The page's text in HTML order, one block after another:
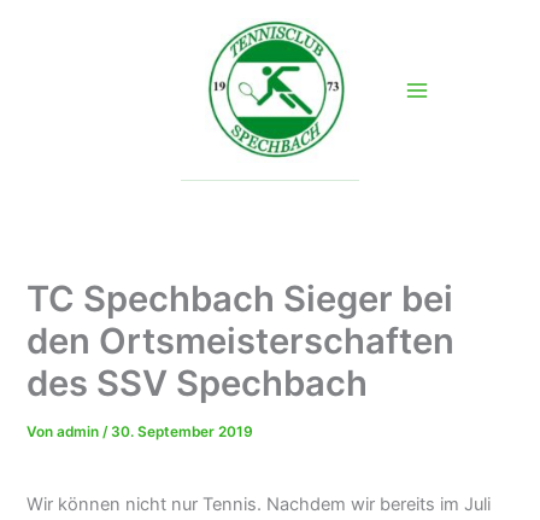
TC Spechbach Sieger bei
den Ortsmeisterschaften
des SSV Spechbach
Vonadmin/ 30. September 2019
Wir können nicht nur Tennis. Nachdem wir bereits im Juli